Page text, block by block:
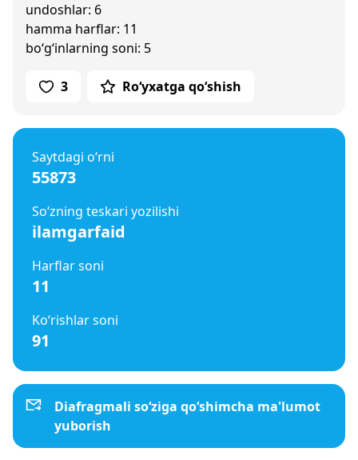
undoshlar: 6
hamma harflar: 11
bo‘g‘inlarning soni: 5
3 Ro‘yxatga qo‘shish
Saytdagi o‘rni
55873
So‘zning teskari yozilishi
ilamgarfaid
Harflar soni
11
Ko‘rishlar soni
91
Diafragmali so‘ziga qo‘shimcha ma'lumot
yuborish